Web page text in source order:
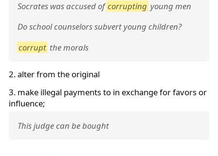
Socrates was accused ofcorrupting young men
Do school counselors subvert young children?
corrupt the morals
2. alter from the original
3. make illegal payments to in exchange for favors or
influence;
This judge can be bought